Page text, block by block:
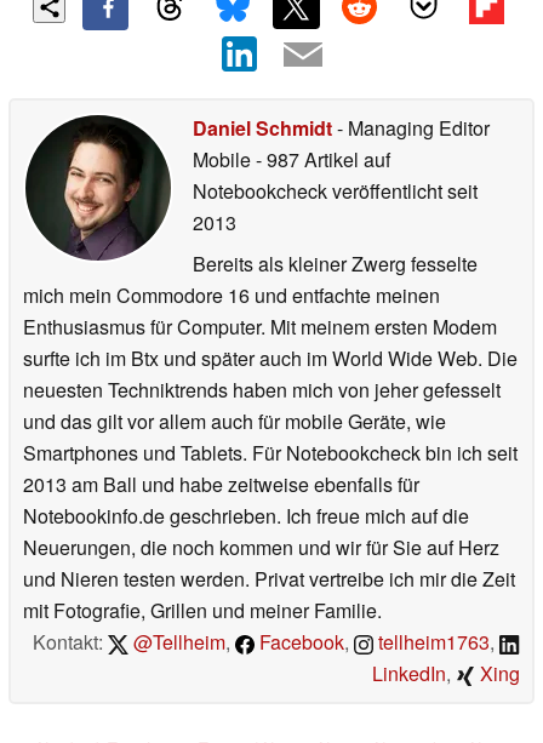
Daniel Schmidt- Managing Editor
Mobile- 987 Artikel auf
Notebookcheck veröffentlichtseit
2013
Bereits als kleiner Zwerg fesselte
mich mein Commodore 16 und entfachte meinen
Enthusiasmus für Computer. Mit meinem ersten Modem
surfte ich im Btx und später auch im World Wide Web. Die
neuesten Techniktrends haben mich von jeher gefesselt
und das gilt vor allem auch für mobile Geräte, wie
Smartphones und Tablets. Für Notebookcheck bin ich seit
2013 am Ball und habe zeitweise ebenfalls für
Notebookinfo.de geschrieben. Ich freue mich auf die
Neuerungen, die noch kommen und wir für Sie auf Herz
und Nieren testen werden. Privat vertreibe ich mir die Zeit
mit Fotografie, Grillen und meiner Familie.
Kontakt:
@Tellheim, Facebook, tellheim1763,
LinkedIn, Xing